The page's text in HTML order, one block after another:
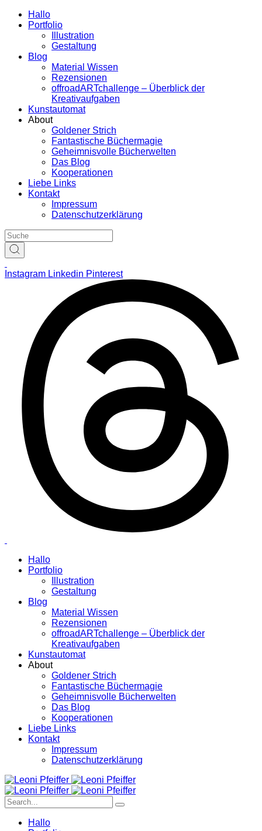
Hallo
Portfolio
Illustration
Gestaltung
Blog
Material Wissen
Rezensionen
offroadARTchallenge – Überblick der
Kreativaufgaben
Kunstautomat
About
Goldener Strich
Fantastische Büchermagie
Geheimnisvolle Bücherwelten
Das Blog
Kooperationen
Liebe Links
Kontakt
Impressum
Datenschutzerklärung
Instagram Linkedin Pinterest
Hallo
Portfolio
Illustration
Gestaltung
Blog
Material Wissen
Rezensionen
offroadARTchallenge – Überblick der
Kreativaufgaben
Kunstautomat
About
Goldener Strich
Fantastische Büchermagie
Geheimnisvolle Bücherwelten
Das Blog
Kooperationen
Liebe Links
Kontakt
Impressum
Datenschutzerklärung
Hallo